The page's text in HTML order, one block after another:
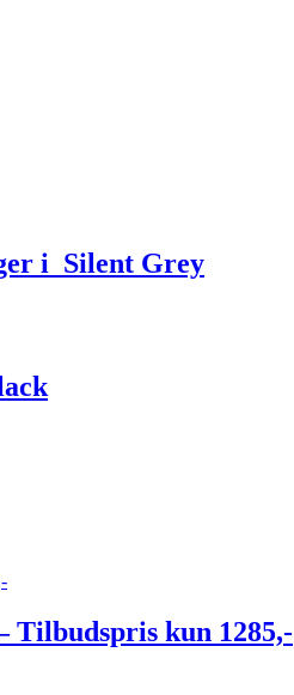
i Silent Grey
Tilbudspris kun 1285,-